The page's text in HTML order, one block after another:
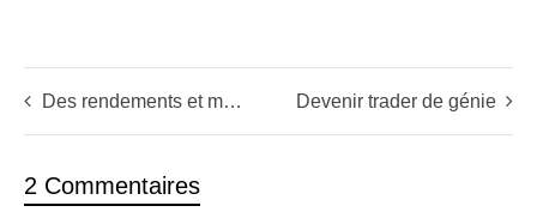
Des rendements et moins de risques que sur les actions grace aux trackers Devenir trader de génie
2 Commentaires